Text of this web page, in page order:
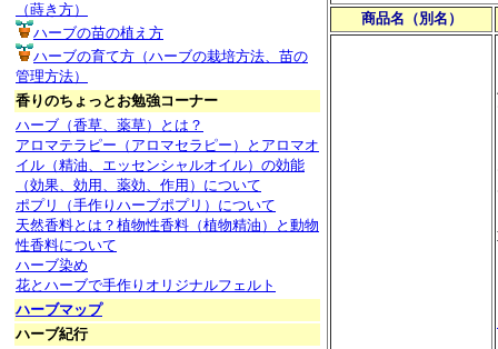
商品名（別名）
（蒔き方）
ハーブの苗の植え方
ハーブの育て方（ハーブの栽培方法、苗の
管理方法）
香りのちょっとお勉強コーナー
ハーブ（香草、薬草）とは？
アロマテラピー（アロマセラピー）とアロマオ
イル（精油、エッセンシャルオイル）の効能
（効果、効用、薬効、作用）について
ポプリ（手作りハーブポプリ）について
天然香料とは？植物性香料（植物精油）と動物
性香料について
ハーブ染め
花とハーブで手作りオリジナルフェルト
ハーブマップ
ハーブ紀行